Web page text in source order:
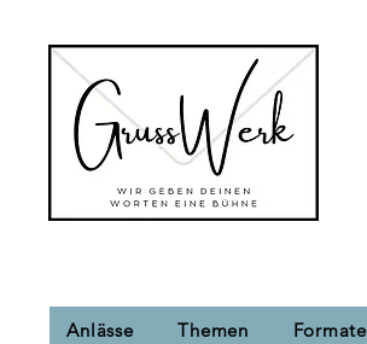
Anlässe Themen Formate